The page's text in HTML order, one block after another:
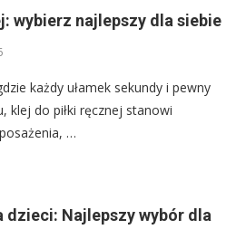
wybierz najlepszy dla siebie
każdy ułamek sekundy i pewny
klej do piłki ręcznej stanowi
…
dzieci: Najlepszy wybór dla